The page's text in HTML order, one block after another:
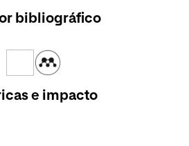
bibliográfico
e impacto